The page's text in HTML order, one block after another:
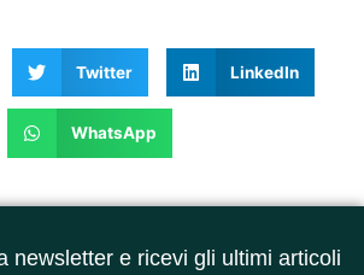
Twitter LinkedIn
WhatsApp
newsletter e ricevi gli ultimi articoli